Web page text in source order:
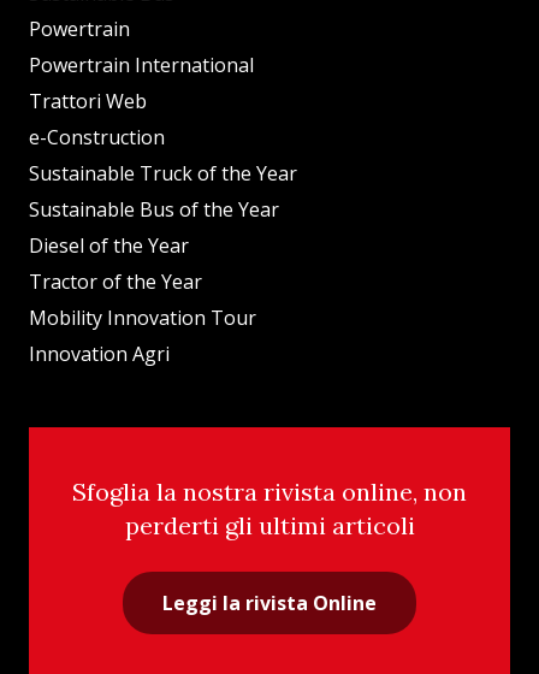
Powertrain
Powertrain International
Trattori Web
e-Construction
Sustainable Truck of the Year
Sustainable Bus of the Year
Diesel of the Year
Tractor of the Year
Mobility Innovation Tour
Innovation Agri
Sfoglia la nostra rivista online, non
perderti gli ultimi articoli
Leggi la rivista Online